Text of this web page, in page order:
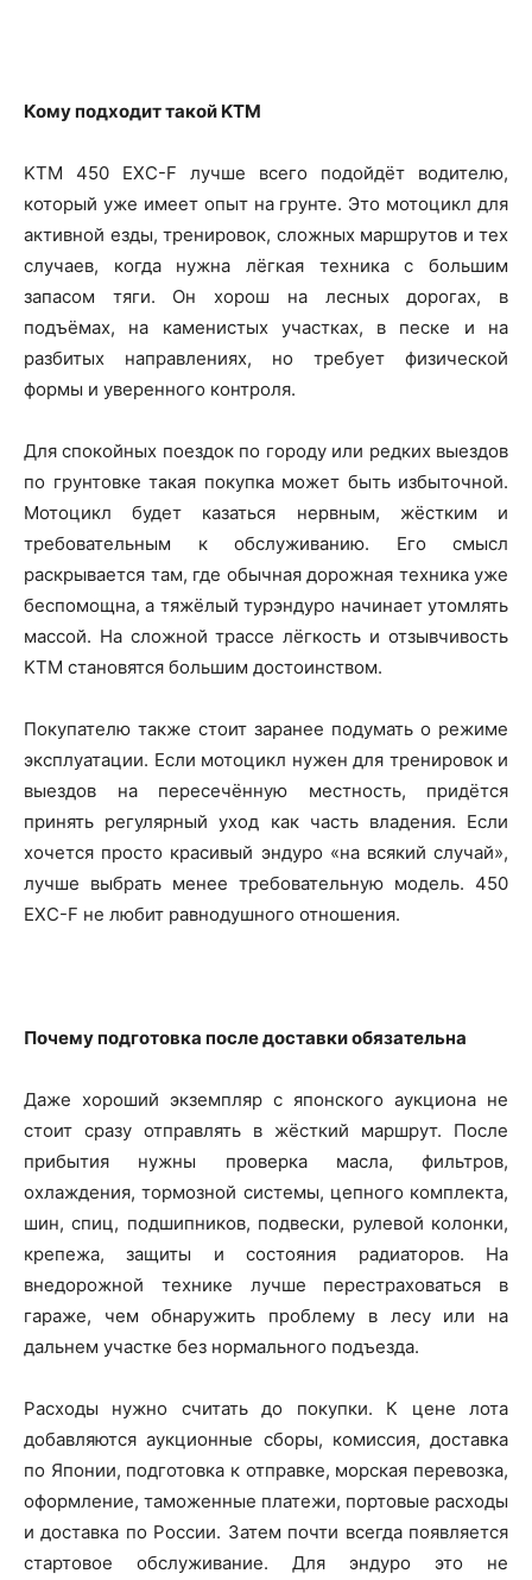
Кому подходит такой KTM
KTM 450 EXC-F лучше всего подойдёт водителю,
который уже имеет опыт на грунте. Это мотоцикл для
активной езды, тренировок, сложных маршрутов и тех
случаев, когда нужна лёгкая техника с большим
запасом тяги. Он хорош на лесных дорогах, в
подъёмах, на каменистых участках, в песке и на
разбитых направлениях, но требует физической
формы и уверенного контроля.
Для спокойных поездок по городу или редких выездов
по грунтовке такая покупка может быть избыточной.
Мотоцикл будет казаться нервным, жёстким и
требовательным к обслуживанию. Его смысл
раскрывается там, где обычная дорожная техника уже
беспомощна, а тяжёлый турэндуро начинает утомлять
массой. На сложной трассе лёгкость и отзывчивость
KTM становятся большим достоинством.
Покупателю также стоит заранее подумать о режиме
эксплуатации. Если мотоцикл нужен для тренировок и
выездов на пересечённую местность, придётся
принять регулярный уход как часть владения. Если
хочется просто красивый эндуро «на всякий случай»,
лучше выбрать менее требовательную модель. 450
EXC-F не любит равнодушного отношения.
Почему подготовка после доставки обязательна
Даже хороший экземпляр с японского аукциона не
стоит сразу отправлять в жёсткий маршрут. После
прибытия нужны проверка масла, фильтров,
охлаждения, тормозной системы, цепного комплекта,
шин, спиц, подшипников, подвески, рулевой колонки,
крепежа, защиты и состояния радиаторов. На
внедорожной технике лучше перестраховаться в
гараже, чем обнаружить проблему в лесу или на
дальнем участке без нормального подъезда.
Расходы нужно считать до покупки. К цене лота
добавляются аукционные сборы, комиссия, доставка
по Японии, подготовка к отправке, морская перевозка,
оформление, таможенные платежи, портовые расходы
и доставка по России. Затем почти всегда появляется
стартовое обслуживание. Для эндуро это не